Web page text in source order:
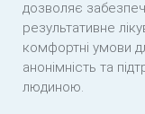
дозволяє
результативне
комфортні умови
анонімність та
людиною.